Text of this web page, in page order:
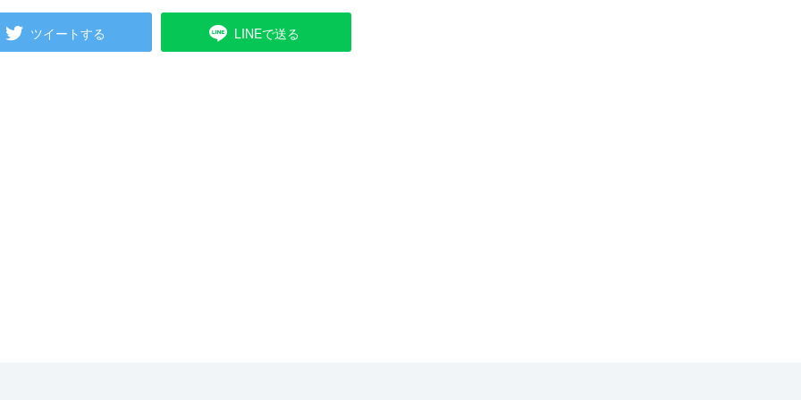
ツイートする LINEで送る